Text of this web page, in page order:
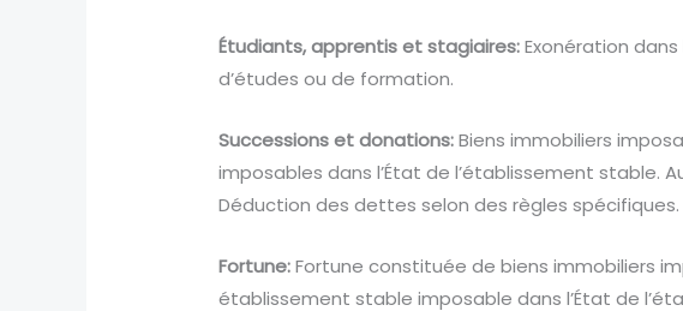
Étudiants, apprentis et stagiaires:Exonération
d’études ou de formation.
Successions et donations:Biens immobiliers
imposables dans l’État de l’établissement stable.
Déduction des dettes selon des règles spécifiques.
Fortune:Fortune constituée de biens immobiliers
établissement stable imposable dans l’État de